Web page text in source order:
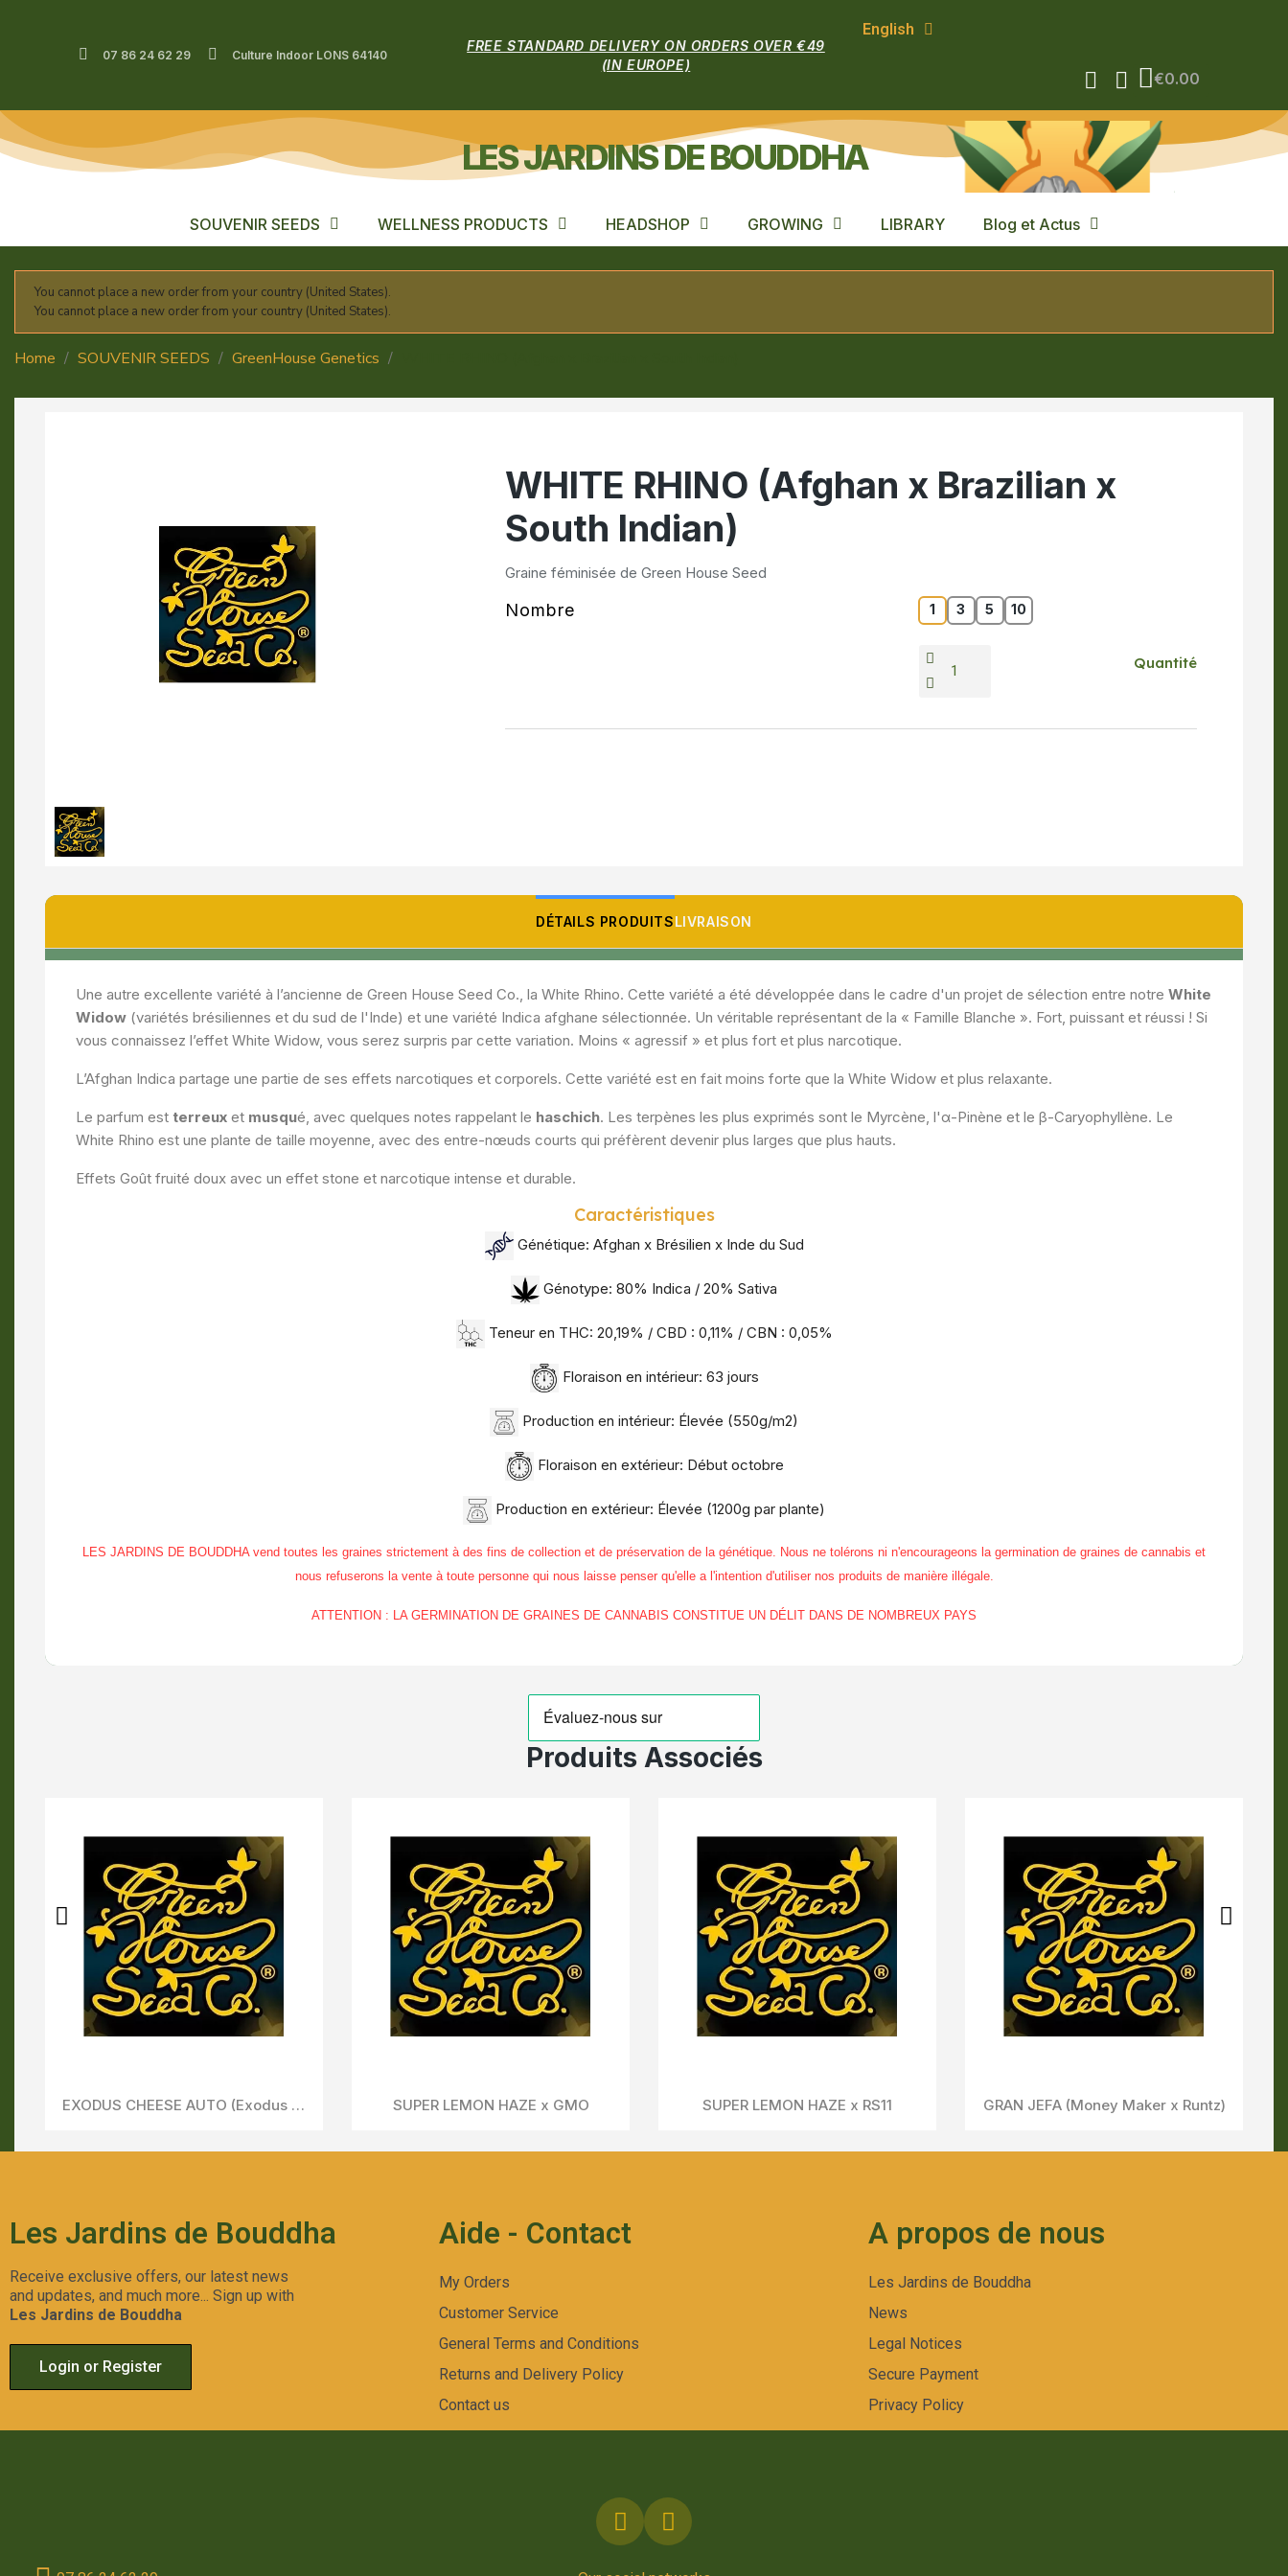
07 86 24 62 29 Culture Indoor LONS 64140
FREE STANDARD DELIVERY ON ORDERS OVER €49
(IN EUROPE)
English
€0.00
LES JARDINS DE BOUDDHA
SOUVENIR SEEDS WELLNESS PRODUCTS HEADSHOP GROWING LIBRARY Blog et Actus
You cannot place a new order from your country (United States).
You cannot place a new order from your country (United States).
Home SOUVENIR SEEDS GreenHouse Genetics
WHITE RHINO (Afghan x Brazilian x
South Indian)
Graine féminisée de Green House Seed
Nombre 1 3 5 10
Quantité
DÉTAILS PRODUITSLIVRAISON
Une autre excellente variété à l’ancienne de Green House Seed Co., la White Rhino. Cette variété a été développée dans le cadre d'un projet de sélection entre notre White
Widow (variétés brésiliennes et du sud de l'Inde) et une variété Indica afghane sélectionnée. Un véritable représentant de la « Famille Blanche ». Fort, puissant et réussi ! Si
vous connaissez l’effet White Widow, vous serez surpris par cette variation. Moins « agressif » et plus fort et plus narcotique.
L’Afghan Indica partage une partie de ses effets narcotiques et corporels. Cette variété est en fait moins forte que la White Widow et plus relaxante.
Le parfum est terreux et musqué, avec quelques notes rappelant le haschich. Les terpènes les plus exprimés sont le Myrcène, l'α-Pinène et le β-Caryophyllène. Le
White Rhino est une plante de taille moyenne, avec des entre-nœuds courts qui préfèrent devenir plus larges que plus hauts.
Effets Goût fruité doux avec un effet stone et narcotique intense et durable.
Caractéristiques
Génétique: Afghan x Brésilien x Inde du Sud
Génotype: 80% Indica / 20% Sativa
Teneur en THC: 20,19% / CBD : 0,11% / CBN : 0,05%
Floraison en intérieur: 63 jours
Production en intérieur: Élevée (550g/m2)
Floraison en extérieur: Début octobre
Production en extérieur: Élevée (1200g par plante)
LES JARDINS DE BOUDDHA vend toutes les graines strictement à des fins de collection et de préservation de la génétique. Nous ne tolérons ni n'encourageons la germination de graines de cannabis et
nous refuserons la vente à toute personne qui nous laisse penser qu'elle a l'intention d'utiliser nos produits de manière illégale.
ATTENTION : LA GERMINATION DE GRAINES DE CANNABIS CONSTITUE UN DÉLIT DANS DE NOMBREUX PAYS
Produits Associés
Aperçu Rapide NORI CAKE (Kush Mint x Wonder Pie) Aperçu Rapide
Les Jardins de Bouddha
Receive exclusive offers, our latest news
and updates, and much more... Sign up with
Les Jardins de Bouddha
Login or Register
Aide - Contact
My Orders
Customer Service
General Terms and Conditions
Returns and Delivery Policy
Contact us
A propos de nous
Les Jardins de Bouddha
News
Legal Notices
Secure Payment
Privacy Policy